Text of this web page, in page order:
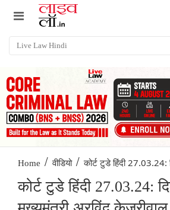
Home / वीडियो / कोर्ट टुडे हिंदी 27.03.24:
कोर्ट टुडे हिंदी 27.03.24: